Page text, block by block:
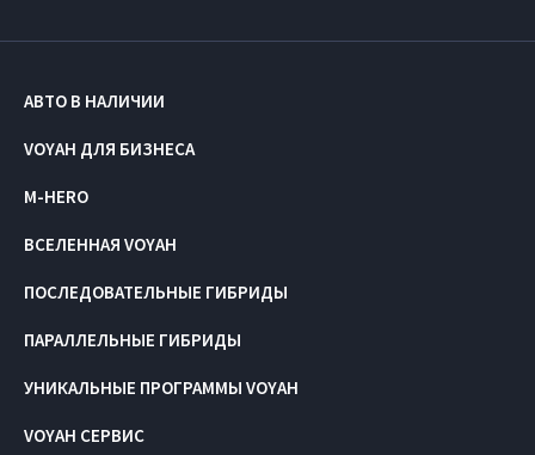
АВТО В НАЛИЧИИ
VOYAH ДЛЯ БИЗНЕСА
M-HERO
ВСЕЛЕННАЯ VOYAH
ПОСЛЕДОВАТЕЛЬНЫЕ ГИБРИДЫ
ПАРАЛЛЕЛЬНЫЕ ГИБРИДЫ
УНИКАЛЬНЫЕ ПРОГРАММЫ VOYAH
VOYAH СЕРВИС